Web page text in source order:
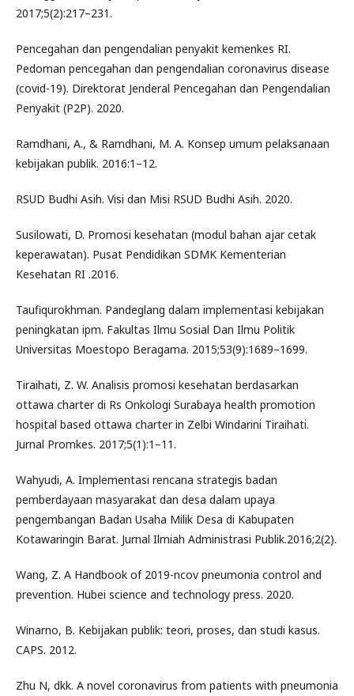
2017;5(2):217–231.
Pencegahan dan pengendalian penyakit kemenkes RI.
Pedoman pencegahan dan pengendalian coronavirus disease
(covid-19). Direktorat Jenderal Pencegahan dan Pengendalian
Penyakit (P2P). 2020.
Ramdhani, A., & Ramdhani, M. A. Konsep umum pelaksanaan
kebijakan publik. 2016:1–12.
RSUD Budhi Asih. Visi dan Misi RSUD Budhi Asih. 2020.
Susilowati, D. Promosi kesehatan (modul bahan ajar cetak
keperawatan). Pusat Pendidikan SDMK Kementerian
Kesehatan RI .2016.
Taufiqurokhman. Pandeglang dalam implementasi kebijakan
peningkatan ipm. Fakultas Ilmu Sosial Dan Ilmu Politik
Universitas Moestopo Beragama. 2015;53(9):1689–1699.
Tiraihati, Z. W. Analisis promosi kesehatan berdasarkan
ottawa charter di Rs Onkologi Surabaya health promotion
hospital based ottawa charter in Zelbi Windarini Tiraihati.
Jurnal Promkes. 2017;5(1):1–11.
Wahyudi, A. Implementasi rencana strategis badan
pemberdayaan masyarakat dan desa dalam upaya
pengembangan Badan Usaha Milik Desa di Kabupaten
Kotawaringin Barat. Jurnal Ilmiah Administrasi Publik.2016;2(2).
Wang, Z. A Handbook of 2019-ncov pneumonia control and
prevention. Hubei science and technology press. 2020.
Winarno, B. Kebijakan publik: teori, proses, dan studi kasus.
CAPS. 2012.
Zhu N, dkk. A novel coronavirus from patients with pneumonia